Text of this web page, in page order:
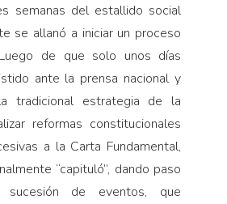
semanas del estallido social
se allanó a iniciar un proceso
de que solo unos días
ante la prensa nacional y
tradicional estrategia de la
reformas constitucionales
a la Carta Fundamental,
“capituló”, dando paso
de eventos, que